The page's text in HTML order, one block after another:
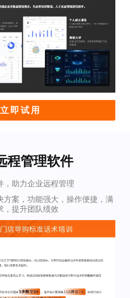
立即试用
程管理软件
，助力企业远程管理
方案，功能强大，操作便捷，满
，提升团队绩效